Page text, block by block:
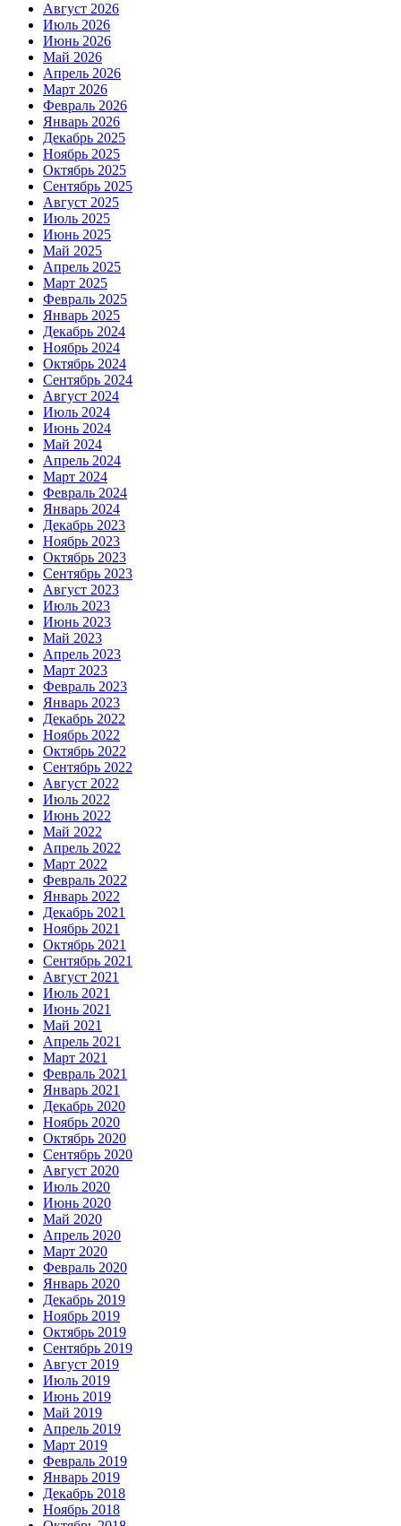
Август 2026
Июль 2026
Июнь 2026
Май 2026
Апрель 2026
Март 2026
Февраль 2026
Январь 2026
Декабрь 2025
Ноябрь 2025
Октябрь 2025
Сентябрь 2025
Август 2025
Июль 2025
Июнь 2025
Май 2025
Апрель 2025
Март 2025
Февраль 2025
Январь 2025
Декабрь 2024
Ноябрь 2024
Октябрь 2024
Сентябрь 2024
Август 2024
Июль 2024
Июнь 2024
Май 2024
Апрель 2024
Март 2024
Февраль 2024
Январь 2024
Декабрь 2023
Ноябрь 2023
Октябрь 2023
Сентябрь 2023
Август 2023
Июль 2023
Июнь 2023
Май 2023
Апрель 2023
Март 2023
Февраль 2023
Январь 2023
Декабрь 2022
Ноябрь 2022
Октябрь 2022
Сентябрь 2022
Август 2022
Июль 2022
Июнь 2022
Май 2022
Апрель 2022
Март 2022
Февраль 2022
Январь 2022
Декабрь 2021
Ноябрь 2021
Октябрь 2021
Сентябрь 2021
Август 2021
Июль 2021
Июнь 2021
Май 2021
Апрель 2021
Март 2021
Февраль 2021
Январь 2021
Декабрь 2020
Ноябрь 2020
Октябрь 2020
Сентябрь 2020
Август 2020
Июль 2020
Июнь 2020
Май 2020
Апрель 2020
Март 2020
Февраль 2020
Январь 2020
Декабрь 2019
Ноябрь 2019
Октябрь 2019
Сентябрь 2019
Август 2019
Июль 2019
Июнь 2019
Май 2019
Апрель 2019
Март 2019
Февраль 2019
Январь 2019
Декабрь 2018
Ноябрь 2018